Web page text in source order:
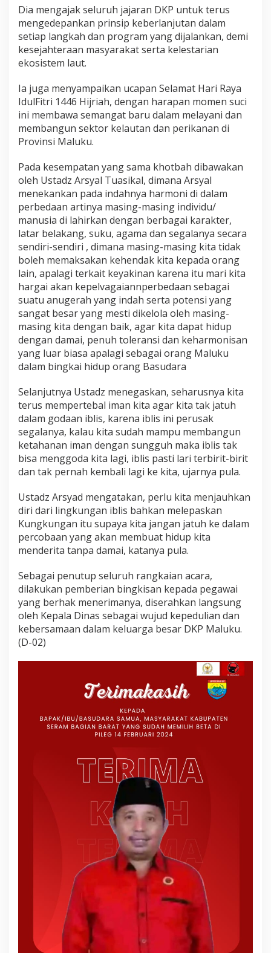
Dia mengajak seluruh jajaran DKP untuk terus
mengedepankan prinsip keberlanjutan dalam
setiap langkah dan program yang dijalankan, demi
kesejahteraan masyarakat serta kelestarian
ekosistem laut.
Ia juga menyampaikan ucapan Selamat Hari Raya
IdulFitri 1446 Hijriah, dengan harapan momen suci
ini membawa semangat baru dalam melayani dan
membangun sektor kelautan dan perikanan di
Provinsi Maluku.
Pada kesempatan yang sama khotbah dibawakan
oleh Ustadz Arsyal Tuasikal, dimana Arsyal
menekankan pada indahnya harmoni di dalam
perbedaan artinya masing-masing individu/
manusia di lahirkan dengan berbagai karakter,
latar belakang, suku, agama dan segalanya secara
sendiri-sendiri , dimana masing-masing kita tidak
boleh memaksakan kehendak kita kepada orang
lain, apalagi terkait keyakinan karena itu mari kita
hargai akan kepelvagaiannperbedaan sebagai
suatu anugerah yang indah serta potensi yang
sangat besar yang mesti dikelola oleh masing-
masing kita dengan baik, agar kita dapat hidup
dengan damai, penuh toleransi dan keharmonisan
yang luar biasa apalagi sebagai orang Maluku
dalam bingkai hidup orang Basudara
Selanjutnya Ustadz menegaskan, seharusnya kita
terus mempertebal iman kita agar kita tak jatuh
dalam godaan iblis, karena iblis ini perusak
segalanya, kalau kita sudah mampu membangun
ketahanan iman dengan sungguh maka iblis tak
bisa menggoda kita lagi, iblis pasti lari terbirit-birit
dan tak pernah kembali lagi ke kita, ujarnya pula.
Ustadz Arsyad mengatakan, perlu kita menjauhkan
diri dari lingkungan iblis bahkan melepaskan
Kungkungan itu supaya kita jangan jatuh ke dalam
percobaan yang akan membuat hidup kita
menderita tanpa damai, katanya pula.
Sebagai penutup seluruh rangkaian acara,
dilakukan pemberian bingkisan kepada pegawai
yang berhak menerimanya, diserahkan langsung
oleh Kepala Dinas sebagai wujud kepedulian dan
kebersamaan dalam keluarga besar DKP Maluku.
(D-02)